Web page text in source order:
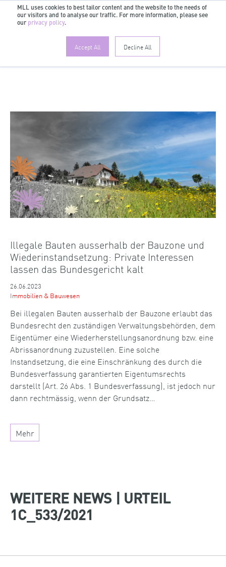
MLL uses cookies to best tailor content and the website to the needs of
our visitors and to analyse our traffic. For more information, please see
our privacy policy.
Accept All Decline All
DE
Illegale Bauten ausserhalb der Bauzone und
Wiederinstandsetzung: Private Interessen
lassen das Bundesgericht kalt
26.06.2023
Immobilien & Bauwesen
Bei illegalen Bauten ausserhalb der Bauzone erlaubt das
Bundesrecht den zuständigen Verwaltungsbehörden, dem
Eigentümer eine Wiederherstellungsanordnung bzw. eine
Abrissanordnung zuzustellen. Eine solche
Instandsetzung, die eine Einschränkung des durch die
Bundesverfassung garantierten Eigentumsrechts
darstellt (Art. 26 Abs. 1 Bundesverfassung), ist jedoch nur
dann rechtmässig, wenn der Grundsatz…
Mehr
WEITERE NEWS | URTEIL
1C_533/2021